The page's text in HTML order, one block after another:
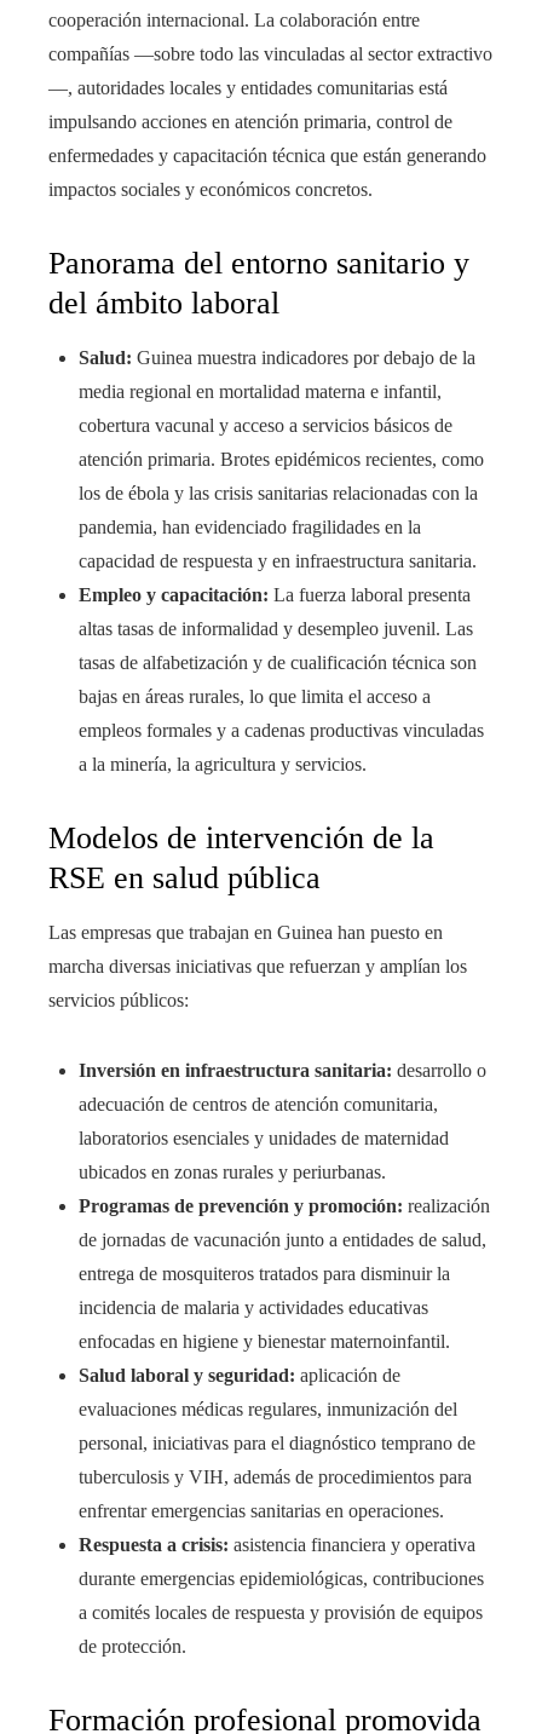
cooperación internacional. La colaboración entre
compañías —sobre todo las vinculadas al sector extractivo
—, autoridades locales y entidades comunitarias está
impulsando acciones en atención primaria, control de
enfermedades y capacitación técnica que están generando
impactos sociales y económicos concretos.
Panorama del entorno sanitario y
del ámbito laboral
Salud: Guinea muestra indicadores por debajo de la
media regional en mortalidad materna e infantil,
cobertura vacunal y acceso a servicios básicos de
atención primaria. Brotes epidémicos recientes, como
los de ébola y las crisis sanitarias relacionadas con la
pandemia, han evidenciado fragilidades en la
capacidad de respuesta y en infraestructura sanitaria.
Empleo y capacitación: La fuerza laboral presenta
altas tasas de informalidad y desempleo juvenil. Las
tasas de alfabetización y de cualificación técnica son
bajas en áreas rurales, lo que limita el acceso a
empleos formales y a cadenas productivas vinculadas
a la minería, la agricultura y servicios.
Modelos de intervención de la
RSE en salud pública
Las empresas que trabajan en Guinea han puesto en
marcha diversas iniciativas que refuerzan y amplían los
servicios públicos:
Inversión en infraestructura sanitaria: desarrollo o
adecuación de centros de atención comunitaria,
laboratorios esenciales y unidades de maternidad
ubicados en zonas rurales y periurbanas.
Programas de prevención y promoción: realización
de jornadas de vacunación junto a entidades de salud,
entrega de mosquiteros tratados para disminuir la
incidencia de malaria y actividades educativas
enfocadas en higiene y bienestar maternoinfantil.
Salud laboral y seguridad: aplicación de
evaluaciones médicas regulares, inmunización del
personal, iniciativas para el diagnóstico temprano de
tuberculosis y VIH, además de procedimientos para
enfrentar emergencias sanitarias en operaciones.
Respuesta a crisis: asistencia financiera y operativa
durante emergencias epidemiológicas, contribuciones
a comités locales de respuesta y provisión de equipos
de protección.
Formación profesional promovida